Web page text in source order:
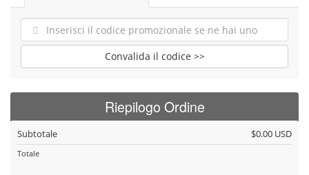
Convalida il codice >>
Riepilogo Ordine
Subtotale $0.00 USD
Totale